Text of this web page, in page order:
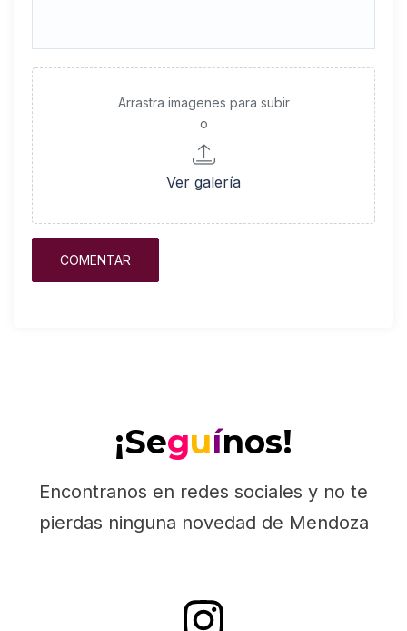
Arrastra imagenes para subir
o
Ver galería
¡Seguínos!
Encontranos en redes sociales y no te
pierdas ninguna novedad de Mendoza